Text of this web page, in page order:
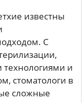
известны
С
и
стоматологи в
сложные